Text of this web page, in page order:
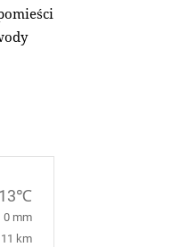
13℃
0 mm
11 km